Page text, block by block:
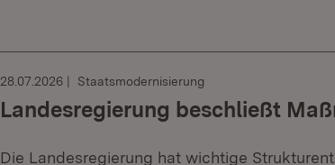
28.07.2026 Staatsmodernisierung
Landesregierung beschließt
Die Landesregierung hat wichtige